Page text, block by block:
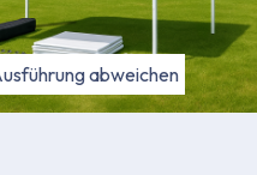
abweichen